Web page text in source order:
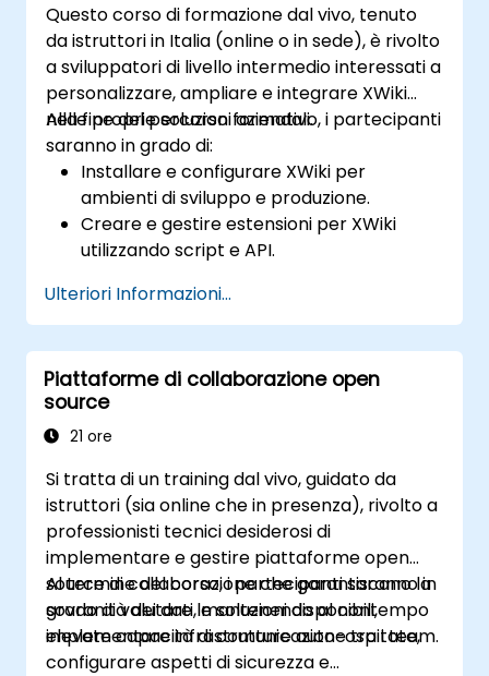
flussi di lavoro basati su email e quelli
legati a Teams.
Servirsi di OneDrive per l’archiviazione
cloud, la condivisione e la collaborazione
in tempo reale sui documenti all’interno di
Teams e Outlook; gestire anche le
versioni dei file e ripristinarne eventuali
modifiche precedenti.
Creare, personalizzare e amministrare
liste per organizzare compiti e progetti,
collaborando con i membri del team
OneDrive e Lists al fine di creare un
ambiente lavorativo altamente
produttivo ed integrato, riducendo le
attività ripetitive e migliorando l’efficienza
operativa.
Questo corso di formazione dal vivo, tenuto
da istruttori in Italia (online o in sede), è rivolto
a sviluppatori di livello intermedio interessati a
personalizzare, ampliare e integrare XWiki
nelle proprie soluzioni aziendali.
Alla fine del percorso formativo, i partecipanti
saranno in grado di:
Installare e configurare XWiki per
ambienti di sviluppo e produzione.
Creare e gestire estensioni per XWiki
utilizzando script e API.
all’interno dell’ecosistema XWiki.
Integrare XWiki con sistemi esterni e
database.
Ulteriori Informazioni...
Piattaforme di collaborazione open
source
21 ore
Si tratta di un training dal vivo, guidato da
istruttori (sia online che in presenza), rivolto a
professionisti tecnici desiderosi di
implementare e gestire piattaforme open
source di collaborazione che garantiscano la
sovranità dei dati, mantenendo al contempo
elevate capacità di comunicazione tra i team.
Al termine del corso, i partecipanti saranno in
grado di valutare le soluzioni disponibili,
implementare infrastrutture auto-ospitate,
configurare aspetti di sicurezza e